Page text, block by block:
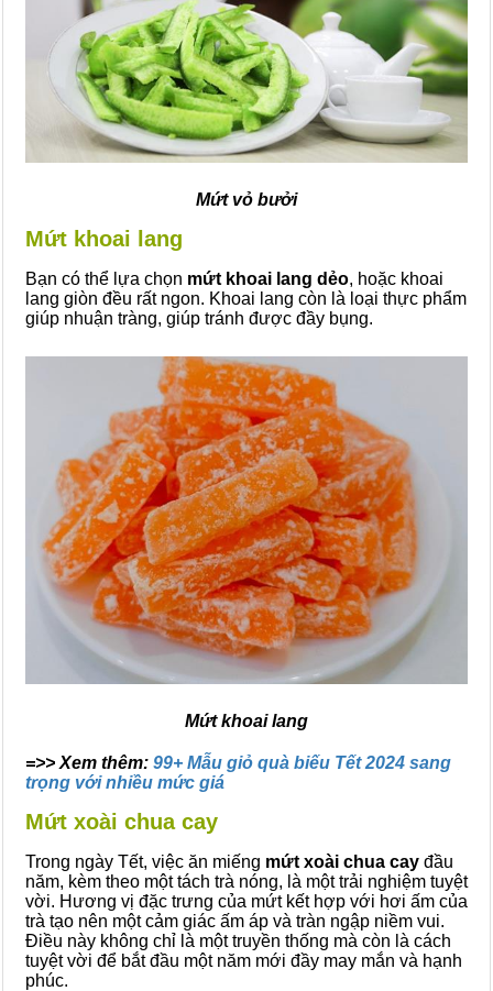
Mứt vỏ bưởi
Mứt khoai lang
Bạn có thể lựa chọn mứt khoai lang dẻo, hoặc khoai
lang giòn đều rất ngon. Khoai lang còn là loại thực phẩm
giúp nhuận tràng, giúp tránh được đầy bụng.
Mứt khoai lang
=>> Xem thêm: 99+ Mẫu giỏ quà biếu Tết 2024 sang
trọng với nhiều mức giá
Mứt xoài chua cay
Trong ngày Tết, việc ăn miếng mứt xoài chua cay đầu
năm, kèm theo một tách trà nóng, là một trải nghiệm tuyệt
vời. Hương vị đặc trưng của mứt kết hợp với hơi ấm của
trà tạo nên một cảm giác ấm áp và tràn ngập niềm vui.
Điều này không chỉ là một truyền thống mà còn là cách
tuyệt vời để bắt đầu một năm mới đầy may mắn và hạnh
phúc.